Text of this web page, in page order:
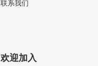
联系我们
欢迎加入